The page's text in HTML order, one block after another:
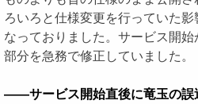
ろいろと仕様変更を行っていた
なっておりました。サービス開
部分を急務で修正していました。
――サービス開始直後に竜玉の誤